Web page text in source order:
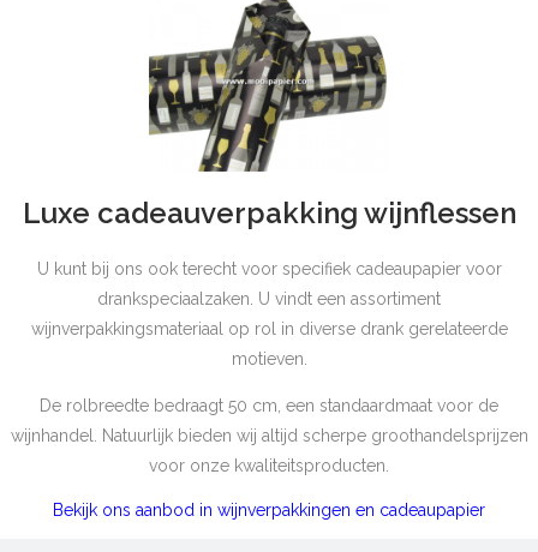
Luxe cadeauverpakking wijnflessen
U kunt bij ons ook terecht voor specifiek cadeaupapier voor
drankspeciaalzaken. U vindt een assortiment
wijnverpakkingsmateriaal op rol in diverse drank gerelateerde
motieven.
De rolbreedte bedraagt 50 cm, een standaardmaat voor de
wijnhandel. Natuurlijk bieden wij altijd scherpe groothandelsprijzen
voor onze kwaliteitsproducten.
Bekijk ons aanbod in wijnverpakkingen en cadeaupapier